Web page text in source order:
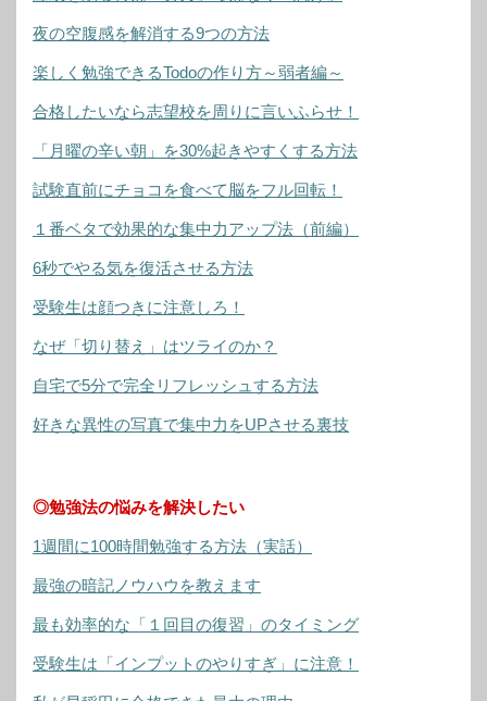
夜の空腹感を解消する9つの方法
楽しく勉強できるTodoの作り方～弱者編～
合格したいなら志望校を周りに言いふらせ！
「月曜の辛い朝」を30%起きやすくする方法
試験直前にチョコを食べて脳をフル回転！
１番ベタで効果的な集中力アップ法（前編）
6秒でやる気を復活させる方法
受験生は顔つきに注意しろ！
なぜ「切り替え」はツライのか？
自宅で5分で完全リフレッシュする方法
好きな異性の写真で集中力をUPさせる裏技
◎勉強法の悩みを解決したい
1週間に100時間勉強する方法（実話）
最強の暗記ノウハウを教えます
最も効率的な「１回目の復習」のタイミング
受験生は「インプットのやりすぎ」に注意！